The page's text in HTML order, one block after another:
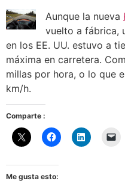
Aunque la nueva
vuelto a fábrica,
en los EE. UU. estuvo a
máxima en carretera.
millas por hora, o lo que
km/h.
Comparte :
Me gusta esto: